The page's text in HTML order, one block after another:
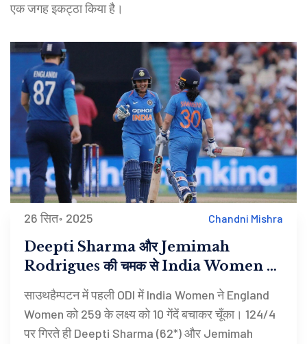
एक जगह इकट्ठा किया है।
26 सित॰ 2025 Chandni Mishra
Deepti Sharma और Jemimah
Rodrigues की चमक से India Women ने
England को 4 विकेट से हराया
साउथहैम्पटन में पहली ODI में India Women ने England
Women को 259 के लक्ष्य को 10 गेंदें बचाकर चूँका। 124/4
पर गिरते ही Deepti Sharma (62*) और Jemimah